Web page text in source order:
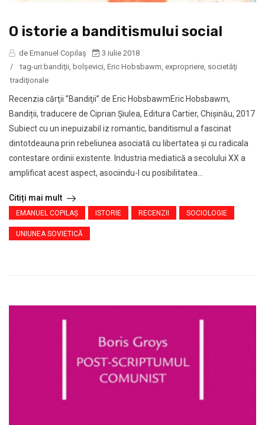
O istorie a banditismului social
de Emanuel Copilaș
3 iulie 2018
/
tag-uri:bandiţii, bolşevici, Eric Hobsbawm, expropriere, societăţi
tradiţionale
Recenzia cărţii ”Bandiţii” de Eric HobsbawmEric Hobsbawm,
Bandiții, traducere de Ciprian Șiulea, Editura Cartier, Chișinău, 2017
Subiect cu un inepuizabil iz romantic, banditismul a fascinat
dintotdeauna prin rebeliunea asociată cu libertatea și cu radicala
contestare ordinii existente. Industria mediatică a secolului XX a
amplificat acest aspect, asociindu-l cu posibilitatea...
Citiți mai mult
EMANUEL COPILAȘ ISTORIE RECENZII SOCIOLOGIE
UNIUNEA SOVIETICĂ